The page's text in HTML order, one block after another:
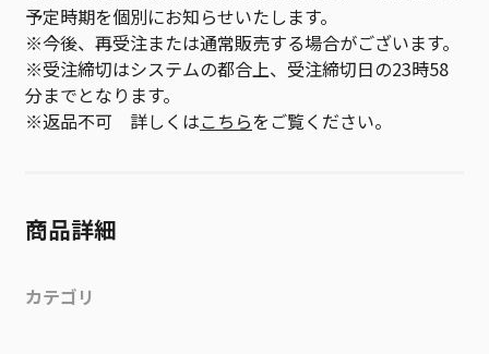
予定時期を個別にお知らせいたします。
※今後、再受注または通常販売する場合がございます。
※受注締切はシステムの都合上、受注締切日の23時58
分までとなります。
※返品不可 詳しくはこちらをご覧ください。
商品詳細
カテゴリ